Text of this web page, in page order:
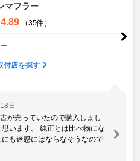
マフラー
4.89 （35件）
付店を探す
日
が売っていたので購入しまし
います。 純正とは比べ物にな
も迷惑にはならなそうなので